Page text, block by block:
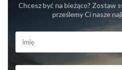
Chcesz być na bieżąco? Zostaw
prześlemy Ci nasze